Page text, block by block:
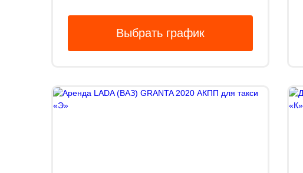
Выбрать график